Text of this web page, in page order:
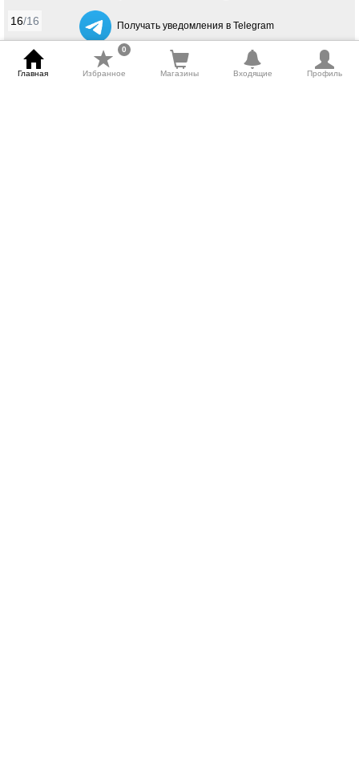
16/16 Получать уведомления в Telegram
Главная Избранное
0
Магазины Входящие Профиль